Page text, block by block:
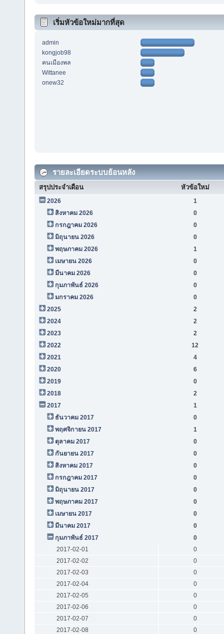
เริ่มหัวข้อใหม่มากที่สุด
admin
kongjob98
คนเมืองพล
Wittanee
onew32
รายละเอียดระบบย้อนหลัง
สรุปประจำเดือน หัวข้อใหม่
2026
1
สิงหาคม 2026
0
กรกฎาคม 2026
0
มิถุนายน 2026
0
พฤษภาคม 2026
1
เมษายน 2026
0
มีนาคม 2026
0
กุมภาพันธ์ 2026
0
มกราคม 2026
0
2025
2
2024
2
2023
2
2022
12
2021
4
2020
6
2019
0
2018
2
2017
1
ธันวาคม 2017
0
พฤศจิกายน 2017
1
ตุลาคม 2017
0
กันยายน 2017
0
สิงหาคม 2017
0
กรกฎาคม 2017
0
มิถุนายน 2017
0
พฤษภาคม 2017
0
เมษายน 2017
0
มีนาคม 2017
0
กุมภาพันธ์ 2017
0
2017-02-01
0
2017-02-02
0
2017-02-03
0
2017-02-04
0
2017-02-05
0
2017-02-06
0
2017-02-07
0
2017-02-08
0